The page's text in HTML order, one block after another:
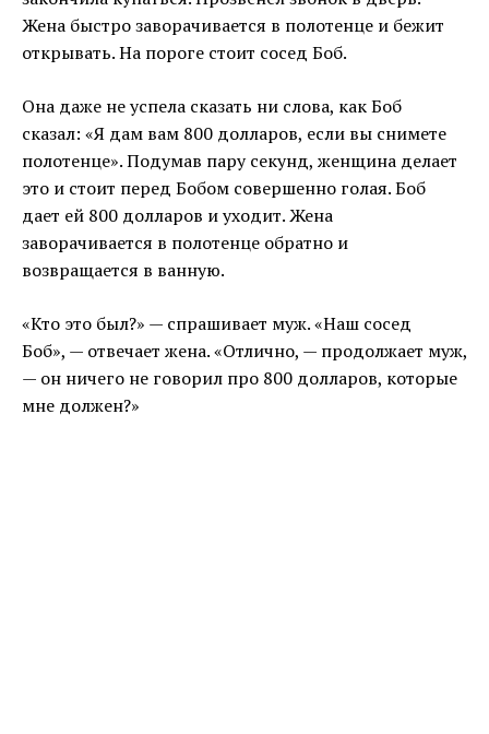
Жена быстро заворачивается в полотенце и бежит
открывать. На пороге стоит сосед Боб.
Она даже не успела сказать ни слова, как Боб
сказал: «Я дам вам 800 долларов, если вы снимете
полотенце». Подумав пару секунд, женщина делает
это и стоит перед Бобом совершенно голая. Боб
дает ей 800 долларов и уходит. Жена
заворачивается в полотенце обратно и
возвращается в ванную.
«Кто это был?» — спрашивает муж. «Наш сосед
Боб», — отвечает жена. «Отлично, — продолжает муж,
— он ничего не говорил про 800 долларов, которые
мне должен?»